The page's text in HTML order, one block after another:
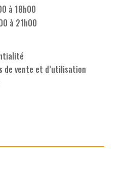
à 18h00
à 21h00
de vente et d’utilisation